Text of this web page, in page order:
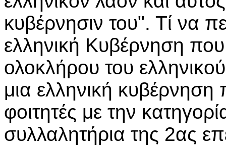
κυβέρνησιν του". Τί να
ελληνική Κυβέρνηση που
ολοκλήρου του
μια ελληνική κυβέρνηση
φοιτητές με την
συλλαλητήρια της 2ας